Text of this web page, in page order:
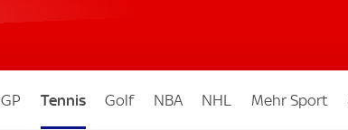
Tennis Golf NBA NHL Mehr Sport